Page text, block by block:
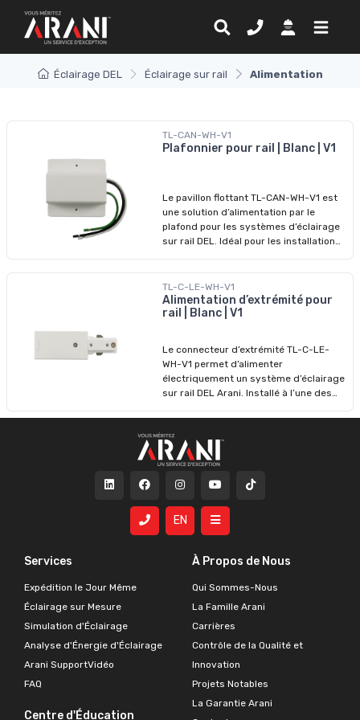
Éclairage DEL Éclairage sur rail Alimentation
TL-CAN-WH-V1
Plafonnier pour rail | Blanc | V1
Le pavillon flottant TL-CAN-WH-V1 est
une solution d’alimentation par le
plafond pour les systèmes d’éclairage
sur rail DEL. Idéal pour les installations
connexion centrale tout en assurant
une finition propre et professionnelle.
Compatible avec les systèmes de type
12 AWG. Son fini blanc s’agence
facilement aux plafonds résidentiels ou
commerciaux. L’installation est rapide
et ne nécessite que peu d’outils.
TL-C-LE-WH-V1
Alimentation d’extrémité pour
rail | Blanc | V1
Le connecteur d’extrémité TL-C-LE-
WH-V1 permet d’alimenter
électriquement un système d’éclairage
sur rail DEL Arani. Installé à l’une des
connexion directe au circuit
d’alimentation de façon sécuritaire et
fiable. Ce connecteur présente un fini
blanc discret, une compatibilité avec
les systèmes HALO et une tension
d’entrée de 120 V. Son système
d’emboîtement sans outils facilite
l’installation, que ce soit dans un cadre
résidentiel ou commercial.
Services
Expédition le Jour Même
Éclairage sur Mesure
Simulation d'Éclairage
Analyse d'Énergie d'Éclairage
Arani SupportVidéo
FAQ
Centre d'Éducation
À Propos de Nous
Qui Sommes-Nous
La Famille Arani
Carrières
Contrôle de la Qualité et
Innovation
Projets Notables
La Garantie Arani
EN